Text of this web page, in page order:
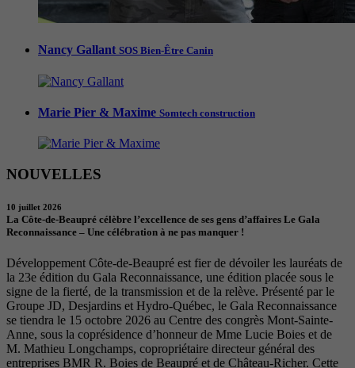
Nancy Gallant SOS Bien-Être Canin
Marie Pier & Maxime Somtech construction
NOUVELLES
10 juillet 2026
La Côte-de-Beaupré célèbre l’excellence de ses gens d’affaires Le Gala
Reconnaissance – Une célébration à ne pas manquer !
Développement Côte-de-Beaupré est fier de dévoiler les lauréats de
la 23e édition du Gala Reconnaissance, une édition placée sous le
signe de la fierté, de la transmission et de la relève. Présenté par le
Groupe JD, Desjardins et Hydro-Québec, le Gala Reconnaissance
se tiendra le 15 octobre 2026 au Centre des congrès Mont-Sainte-
Anne, sous la coprésidence d’honneur de Mme Lucie Boies et de
M. Mathieu Longchamps, copropriétaire directeur général des
entreprises BMR R. Boies de Beaupré et de Château-Richer. Cette